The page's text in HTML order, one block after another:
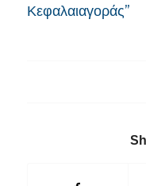
Κεφαλαιαγοράς”